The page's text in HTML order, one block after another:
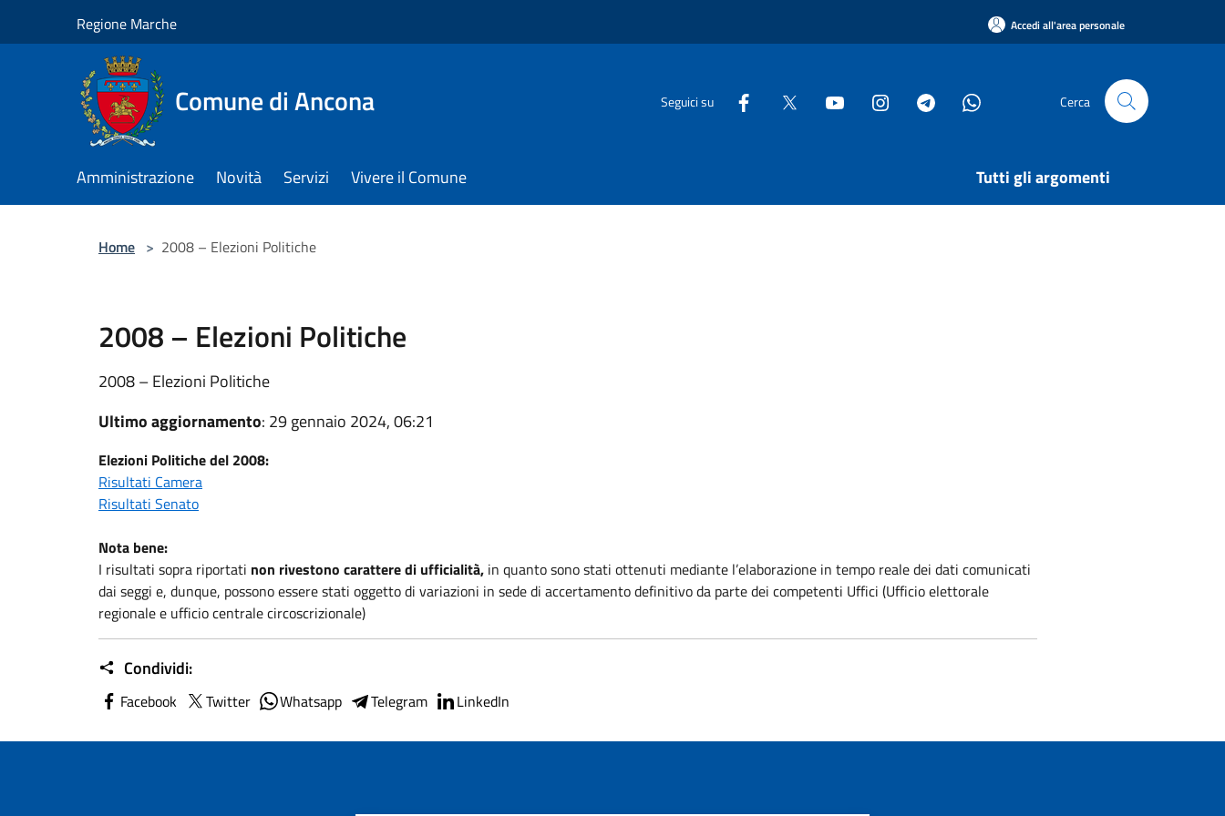
Regione Marche Accedi all'area personale
Comune di Ancona Seguici su Cerca
Amministrazione Novità Servizi Vivere il Comune Tutti gli argomenti
Home > 2008 – Elezioni Politiche
2008 – Elezioni Politiche
2008 – Elezioni Politiche
Ultimo aggiornamento: 29 gennaio 2024, 06:21
Elezioni Politiche del 2008:
Risultati Camera
Risultati Senato
Nota bene:
I risultati sopra riportati non rivestono carattere di ufficialità, in quanto sono stati ottenuti mediante l’elaborazione in tempo reale dei dati comunicati
dai seggi e, dunque, possono essere stati oggetto di variazioni in sede di accertamento definitivo da parte dei competenti Uffici (Ufficio elettorale
regionale e ufficio centrale circoscrizionale)
Condividi:
Facebook Twitter Whatsapp Telegram LinkedIn